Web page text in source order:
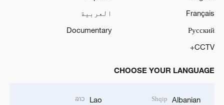
Français
العربية
Русский
Documentary
CCTV+
CHOOSE YOUR LANGUAGE
Albanian
Shqip
Lao
ລາວ